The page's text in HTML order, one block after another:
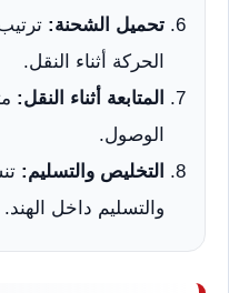
تحميل الشحنة:
الحركة أثناء النقل.
المتابعة أثناء النقل:
الوصول.
التخليص والتسليم:
والتسليم داخل الهند.